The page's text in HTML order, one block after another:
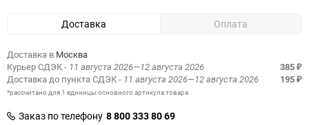
Доставка Оплата
Доставка в Москва
Курьер СДЭК- 11 августа 2026—12 августа 2026 385 ₽
Доставка до пункта СДЭК- 11 августа 2026—12 августа 2026 195 ₽
*рассчитано для 1 единицы основного артикула товара
Заказ по телефону 8 800 333 80 69